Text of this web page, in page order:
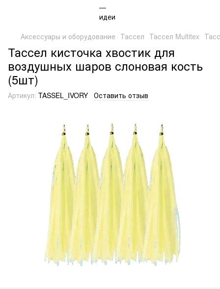
Аксессуары и оборудование Тассел Тассел Multitex
Тассел кисточка хвостик для
воздушных шаров слоновая кость
(5шт)
Артикул: TASSEL_IVORY Оставить отзыв